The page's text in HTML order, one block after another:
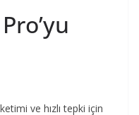
ve hızlı tepki için